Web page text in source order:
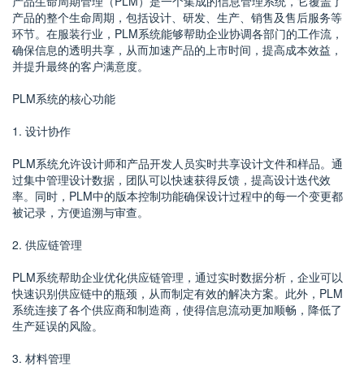
产品的整个生命周期，包括设计、研发、生产、销售及售后服务等
环节。在服装行业，PLM系统能够帮助企业协调各部门的工作流，
确保信息的透明共享，从而加速产品的上市时间，提高成本效益，
并提升最终的客户满意度。
PLM系统的核心功能
1. 设计协作
PLM系统允许设计师和产品开发人员实时共享设计文件和样品。通
过集中管理设计数据，团队可以快速获得反馈，提高设计迭代效
率。同时，PLM中的版本控制功能确保设计过程中的每一个变更都
被记录，方便追溯与审查。
2. 供应链管理
PLM系统帮助企业优化供应链管理，通过实时数据分析，企业可以
快速识别供应链中的瓶颈，从而制定有效的解决方案。此外，PLM
系统连接了各个供应商和制造商，使得信息流动更加顺畅，降低了
生产延误的风险。
3. 材料管理